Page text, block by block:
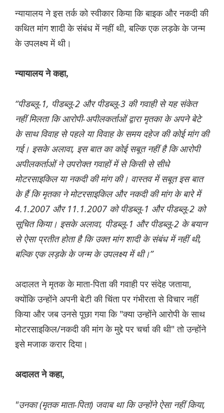
न्यायालय ने इस तर्क को स्वीकार किया कि बाइक और नकदी की
कथित मांग शादी के संबंध में नहीं थी, बल्कि एक लड़के के जन्म
के उपलक्ष्य में थी।
न्यायालय ने कहा,
“पीडब्लू-1, पीडब्लू-2 और पीडब्लू-3 की गवाही से यह संकेत
नहीं मिलता कि आरोपी-अपीलकर्ताओं द्वारा मृतका के अपने बेटे
के साथ विवाह से पहले या विवाह के समय दहेज की कोई मांग की
गई। इसके अलावा, इस बात का कोई सबूत नहीं है कि आरोपी
अपीलकर्ताओं ने उपरोक्त गवाहों में से किसी से सीधे
मोटरसाइकिल या नकदी की मांग की। वास्तव में सबूत इस बात
के हैं कि मृतका ने मोटरसाइकिल और नकदी की मांग के बारे में
4.1.2007 और 11.1.2007 को पीडब्लू-1 और पीडब्लू-2 को
सूचित किया। इसके अलावा, पीडब्लू-1 और पीडब्लू-2 के बयान
से ऐसा प्रतीत होता है कि उक्त मांग शादी के संबंध में नहीं थी,
बल्कि एक लड़के के जन्म के उपलक्ष्य में थी।”
अदालत ने मृतक के माता-पिता की गवाही पर संदेह जताया,
क्योंकि उन्होंने अपनी बेटी की चिंता पर गंभीरता से विचार नहीं
किया और जब उनसे पूछा गया कि "क्या उन्होंने आरोपी के साथ
मोटरसाइकिल/नकदी की मांग के मुद्दे पर चर्चा की थी" तो उन्होंने
इसे मजाक करार दिया।
अदालत ने कहा,
"उनका (मृतक माता-पिता) जवाब था कि उन्होंने ऐसा नहीं किया,